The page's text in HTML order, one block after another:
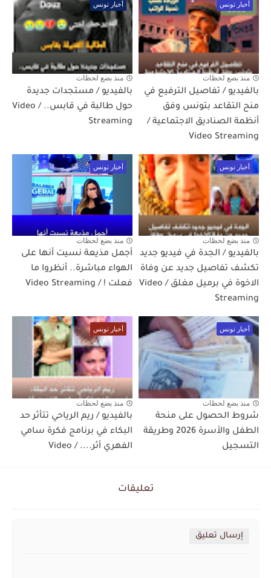
أخبار تونس
منذ بضع لحظات
بالفيديو / تفاصيل الترفيع في
منح التقاعد بتونس وفق
أنظمة الصناديق الاجتماعية /
Video Streaming
أخبار تونس
منذ بضع لحظات
بالفيديو / مستجدات جديدة
حول طالبة في قابس.. / Video
Streaming
أخبار تونس
منذ بضع لحظات
بالفيديو / الجدة في فيديو جديد
تكشف تفاصيل جديد عن وفاة
الاخوة في برميل مغلق / Video
Streaming
أخبار تونس
منذ بضع لحظات
أجمل مذيعة نسيت أنها على
الهواء مباشرة.. أنظروا ما
فعلت ! / Video Streaming
أخبار تونس
منذ بضع لحظات
شروط الحصول على منحة
الطفل والأسرة 2026 وطريقة
التسجيل
أخبار تونس
منذ بضع لحظات
بالفيديو / ريم الرياحي تتأثر حد
البكاء في برنامج فكرة سامي
الفهري أثر.... / Video
تعليقات
إرسال تعليق